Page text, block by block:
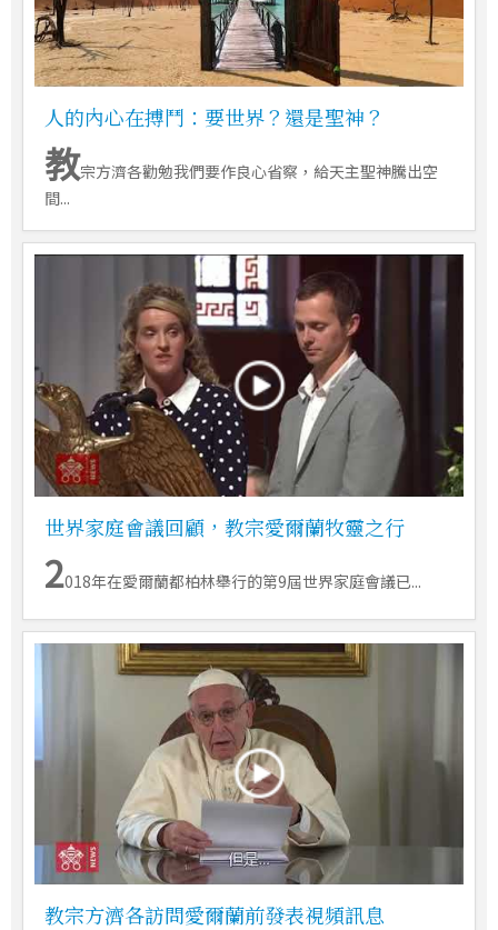
人的內心在搏鬥：要世界？還是聖神？
教宗方濟各勸勉我們要作良心省察，給天主聖神騰出空
間...
世界家庭會議回顧，教宗愛爾蘭牧靈之行
2018年在愛爾蘭都柏林舉行的第9屆世界家庭會議已...
教宗方濟各訪問愛爾蘭前發表視頻訊息